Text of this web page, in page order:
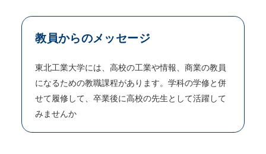
教員からのメッセージ
東北工業大学には、高校の工業や情報、商業の教員
になるための教職課程があります。学科の学修と併
せて履修して、卒業後に高校の先生として活躍して
みませんか